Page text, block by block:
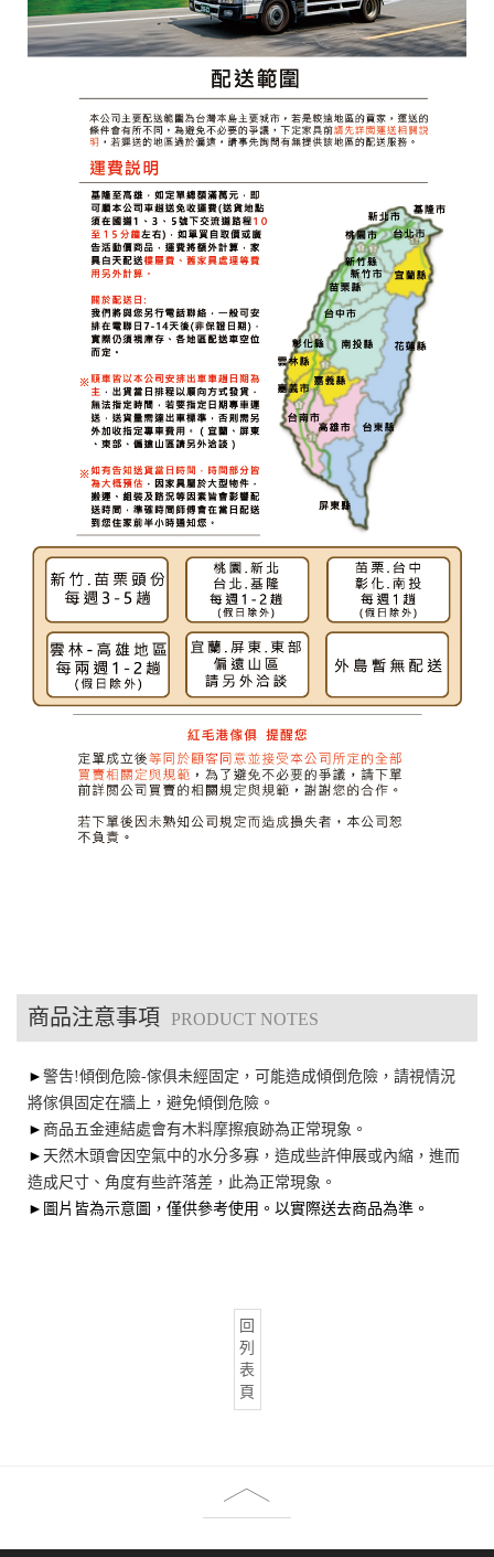
商品注意事項 PRODUCT NOTES
► 警吿!傾倒危險-傢俱未經固定，可能造成傾倒危險，請視情況
將傢俱固定在牆上，避免傾倒危險。
► 商品五金連結處會有木料摩擦痕跡為正常現象。
► 天然木頭會因空氣中的水分多寡，造成些許伸展或內縮，進而
造成尺寸、角度有些許落差，此為正常現象。
►圖片皆為示意圖，僅供參考使用。以實際送去商品為準。
回
列
表
頁